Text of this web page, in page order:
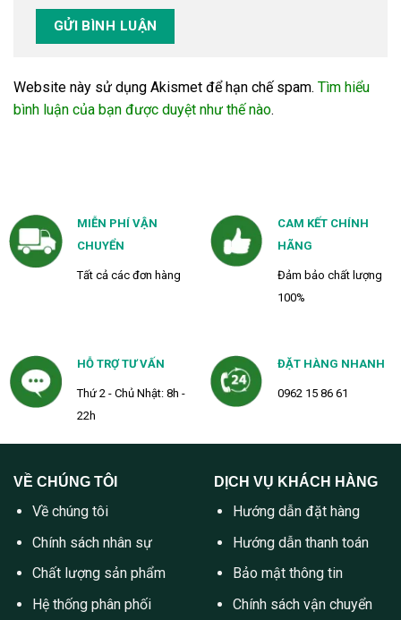
Website này sử dụng Akismet để hạn chế spam. Tìm hiểu
bình luận của bạn được duyệt như thế nào.
MIỄN PHÍ VẬN
CHUYỂN
Tất cả các đơn hàng
CAM KẾT CHÍNH
HÃNG
Đảm bảo chất lượng
100%
HỖ TRỢ TƯ VẤN
Thứ 2 - Chủ Nhật: 8h -
22h
ĐẶT HÀNG NHANH
0962 15 86 61
VỀ CHÚNG TÔI
Về chúng tôi
Chính sách nhân sự
Chất lượng sản phẩm
Hệ thống phân phối
DỊCH VỤ KHÁCH HÀNG
Hướng dẫn đặt hàng
Hướng dẫn thanh toán
Bảo mật thông tin
Chính sách vận chuyển